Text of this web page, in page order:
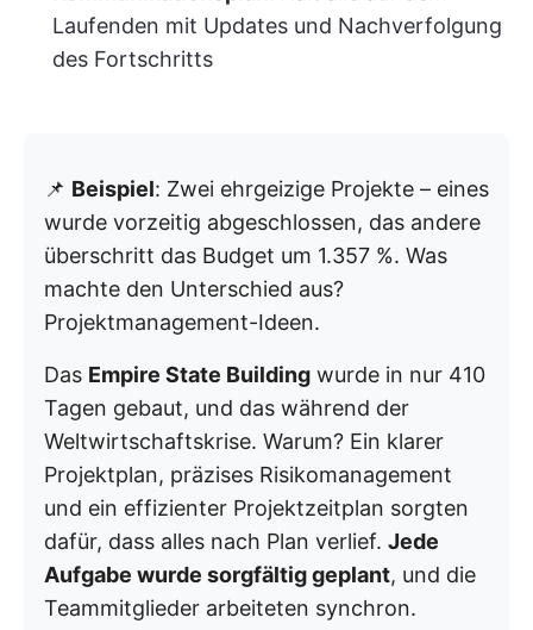
Laufenden mit Updates und Nachverfolgung
des Fortschritts
📌 Beispiel: Zwei ehrgeizige Projekte – eines
wurde vorzeitig abgeschlossen, das andere
überschritt das Budget um 1.357 %. Was
machte den Unterschied aus?
Projektmanagement-Ideen.
Das Empire State Building wurde in nur 410
Tagen gebaut, und das während der
Weltwirtschaftskrise. Warum? Ein klarer
Projektplan, präzises Risikomanagement
und ein effizienter Projektzeitplan sorgten
dafür, dass alles nach Plan verlief. Jede
Aufgabe wurde sorgfältig geplant, und die
Teammitglieder arbeiteten synchron.